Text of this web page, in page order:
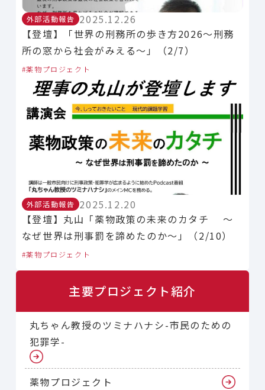
外部活動報告 2025.12.26
【登壇】「世界の刑務所の歩き方2026〜刑務
所の窓から社会がみえる〜」（2/7）
薬物プロジェクト
外部活動報告 2025.12.20
【登壇】丸山「薬物政策の未来のカタチ 〜
なぜ世界は刑事罰を諦めたのか〜」（2/10）
薬物プロジェクト
主要プロジェクト紹介
丸ちゃん教授のツミナハナシ-市民のための
犯罪学-
薬物プロジェクト